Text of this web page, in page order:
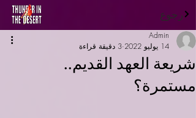
رجوع
شريعة العهد القديم..
مستمرة؟
Admin
14 يوليو 2022
3 دقيقة قراءة